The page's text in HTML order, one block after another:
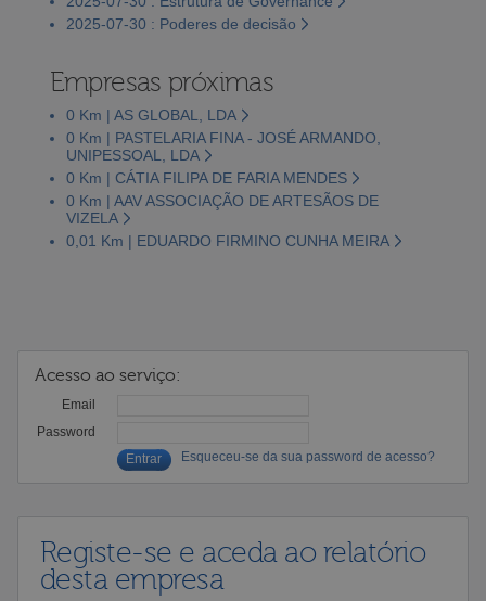
2025-07-30 : Poderes de decisão
Empresas próximas
0 Km | AS GLOBAL, LDA
0 Km | PASTELARIA FINA - JOSÉ ARMANDO,
UNIPESSOAL, LDA
0 Km | CÁTIA FILIPA DE FARIA MENDES
0 Km | AAV ASSOCIAÇÃO DE ARTESÃOS DE
VIZELA
0,01 Km | EDUARDO FIRMINO CUNHA MEIRA
Acesso ao serviço:
Email
Password
Esqueceu-se da sua password de acesso?
Registe-se e aceda ao relatório
desta empresa